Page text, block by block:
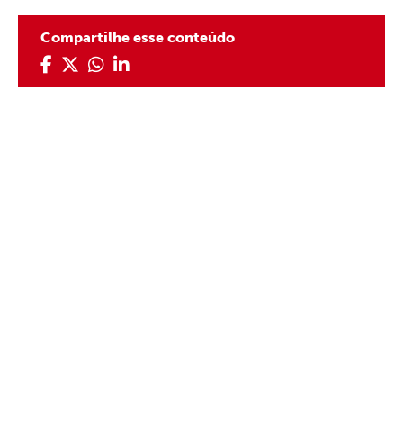
Compartilhe esse conteúdo